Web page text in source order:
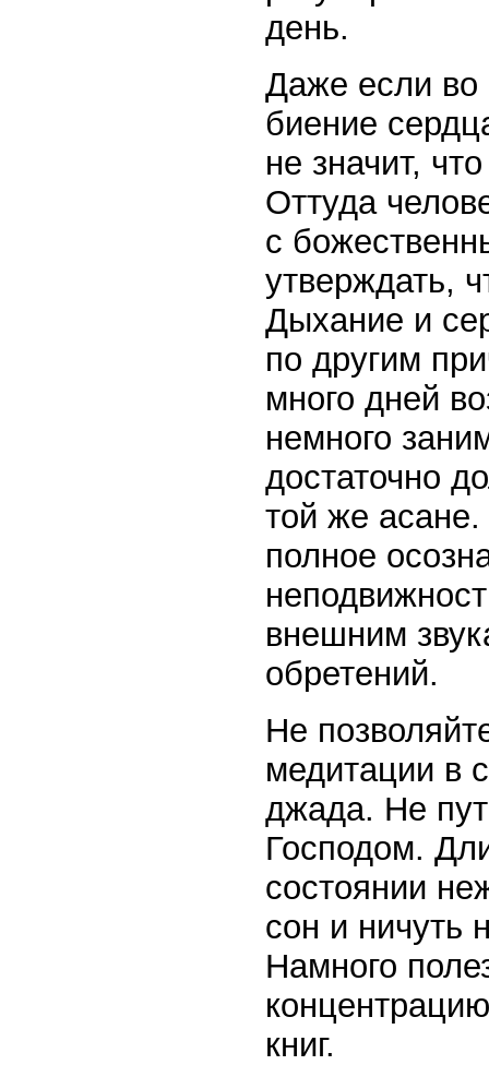
день.
Даже если во
биение
не значит,
Оттуда
с
утверждать,
Дыхание и
по другим
много дней
немного
достаточно
той же
полное
внешним
обретений.
Не
медитации в
джада. Не
Господом.
состоянии
сон и ничуть
Намного
книг.